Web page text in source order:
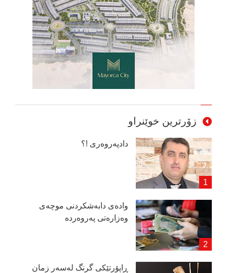
زۆرترین خوێنراو
دادپەروەری !؟
وادەی دابەشكردنی موچەی
وەزارەتی پەروەردە
ڕاپۆرتێكی گرنگ لەسەر زمان